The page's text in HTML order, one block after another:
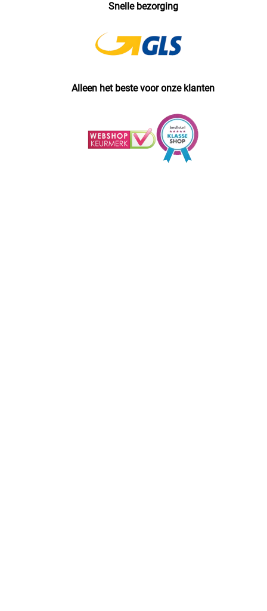
Snelle bezorging
Alleen het beste voor onze klanten